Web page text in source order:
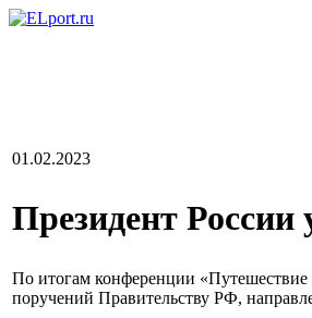
01.02.2023
Президент России
По итогам конференции «Путешествие
поручений Правительству РФ,